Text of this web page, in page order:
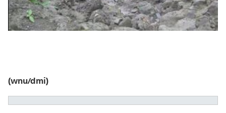
(wnu/dmi)